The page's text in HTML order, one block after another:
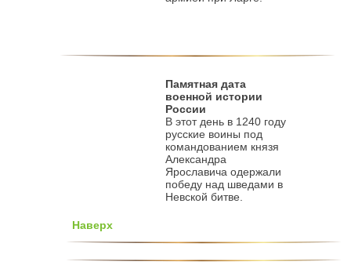
Памятная дата
военной истории
России
В этот день в 1240 году
русские воины под
командованием князя
Александра
Ярославича одержали
победу над шведами в
Невской битве.
Наверх